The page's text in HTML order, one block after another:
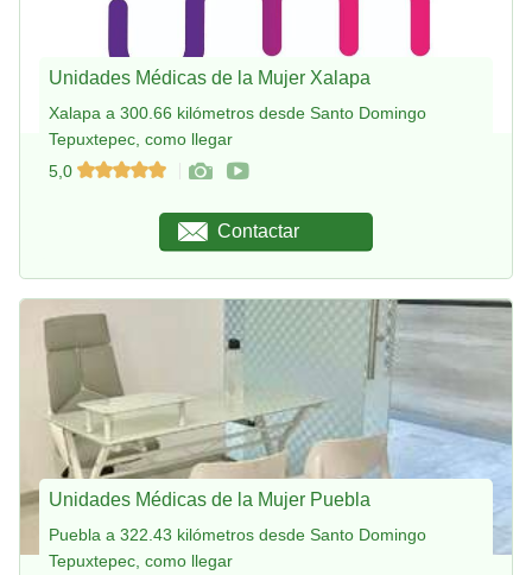
Unidades Médicas de la Mujer Xalapa
Xalapa a 300.66 kilómetros desde Santo Domingo
Tepuxtepec, como llegar
5,0
Contactar
Unidades Médicas de la Mujer Puebla
Puebla a 322.43 kilómetros desde Santo Domingo
Tepuxtepec, como llegar